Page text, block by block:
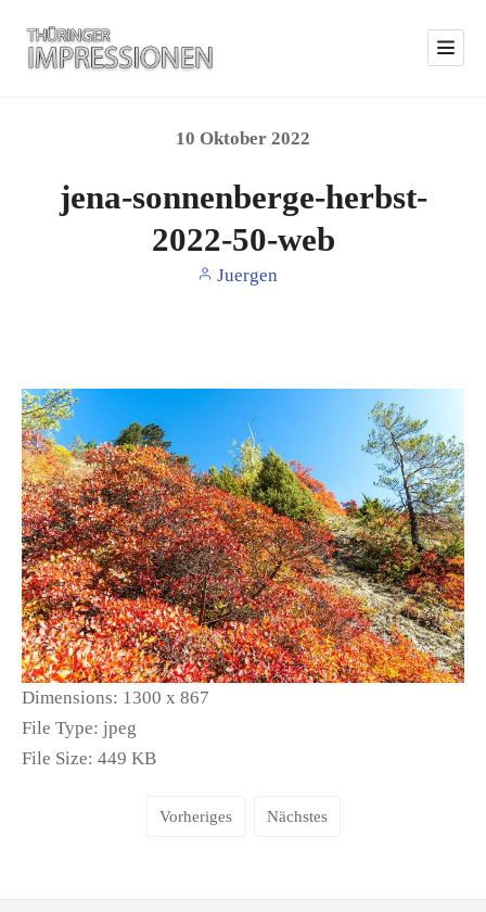
10 Oktober 2022
jena-sonnenberge-herbst-
2022-50-web
Juergen
Dimensions: 1300 x 867
File Type: jpeg
File Size: 449 KB
Vorheriges Nächstes